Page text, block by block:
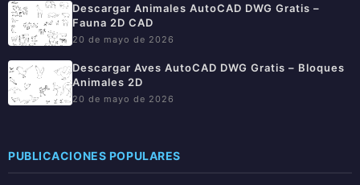
Descargar Animales AutoCAD DWG Gratis –
Fauna 2D CAD
20 de mayo de 2026
Descargar Aves AutoCAD DWG Gratis – Bloques
Animales 2D
20 de mayo de 2026
PUBLICACIONES POPULARES